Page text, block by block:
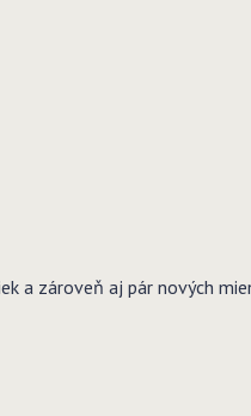
a zároveň aj pár nových